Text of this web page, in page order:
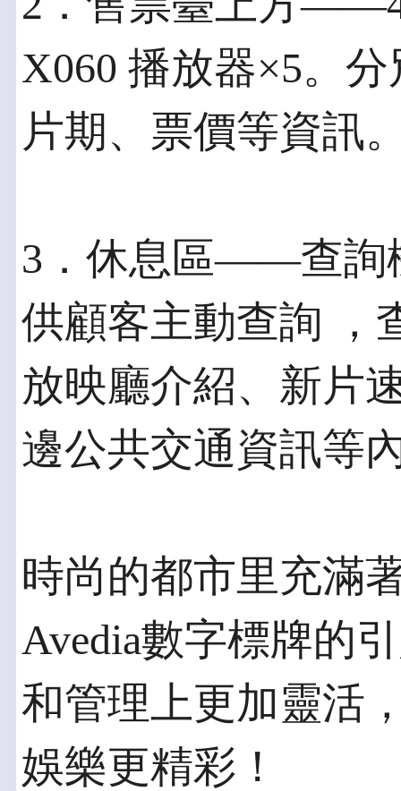
X060 播放器×5。
片期、票價等資訊
3．休息區——查詢
供顧客主動查詢 ，
放映廳介紹、新片
邊公共交通資訊等
時尚的都市里充滿
Avedia數字標牌的
和管理上更加靈活
娛樂更精彩！